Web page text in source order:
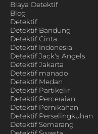
Biaya Detektif
Blog
Detektif
Detektif Bandung
Detektif Cinta
Detektif Indonesia
Detektif Jack's Angels
Detektif Jakarta
Detektif manado
Detektif Medan
Detektif Partikelir
Detektif Perceraian
Detektif Pernikahan
Detektif Perselingkuhan
Detektif Semarang